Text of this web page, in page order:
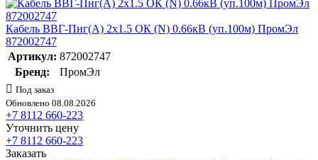
Кабель ВВГ-Пнг(А) 2х1.5 ОК (N) 0.66кВ (уп.100м) ПромЭл
872002747
Артикул: 872002747
Бренд:
ПромЭл
Под заказ
Обновлено 08.08.2026
+7 8112 660-223
Уточнить цену
+7 8112 660-223
Заказать